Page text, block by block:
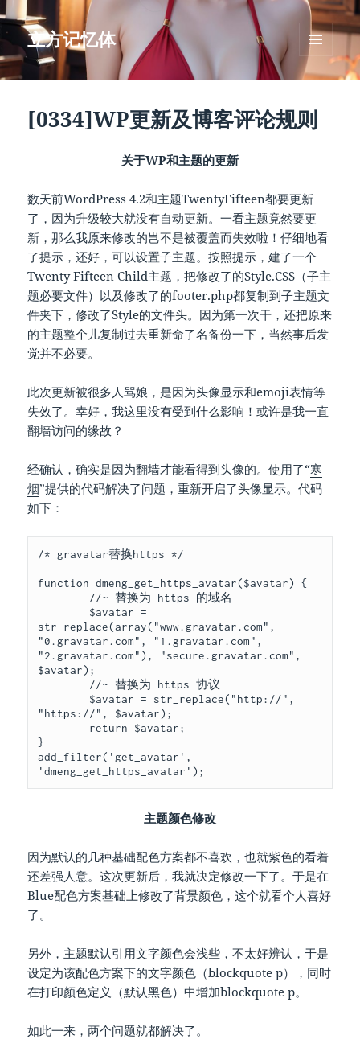
立方记忆体
菜单和
挂件
[0334]WP更新及博客评论规则
关于WP和主题的更新
数天前WordPress 4.2和主题TwentyFifteen都要更新
了，因为升级较大就没有自动更新。一看主题竟然要更
新，那么我原来修改的岂不是被覆盖而失效啦！仔细地看
了提示，还好，可以设置子主题。按照提示 ，建了一个
Twenty Fifteen Child主题，把修改了的Style.CSS（子主
题必要文件）以及修改了的footer.php都复制到子主题文
件夹下，修改了Style的文件头。因为第一次干，还把原来
的主题整个儿复制过去重新命了名备份一下，当然事后发
觉并不必要。
此次更新被很多人骂娘，是因为头像显示和emoji表情等
失效了。幸好，我这里没有受到什么影响！或许是我一直
翻墙访问的缘故？
经确认，确实是因为翻墙才能看得到头像的。使用了“寒
烟”提供的代码解决了问题，重新开启了头像显示。代码
如下：
/* gravatar替换https */
function dmeng_get_https_avatar($avatar) {
str_replace(array("www.gravatar.com",
"0.gravatar.com", "1.gravatar.com",
"2.gravatar.com"), "secure.gravatar.com",
$avatar);
"https://", $avatar);
}
add_filter('get_avatar',
'dmeng_get_https_avatar');
主题颜色修改
因为默认的几种基础配色方案都不喜欢，也就紫色的看着
还差强人意。这次更新后，我就决定修改一下了。于是在
Blue配色方案基础上修改了背景颜色，这个就看个人喜好
了。
另外，主题默认引用文字颜色会浅些，不太好辨认，于是
设定为该配色方案下的文字颜色（blockquote p），同时
在打印颜色定义（默认黑色）中增加blockquote p。
如此一来，两个问题就都解决了。